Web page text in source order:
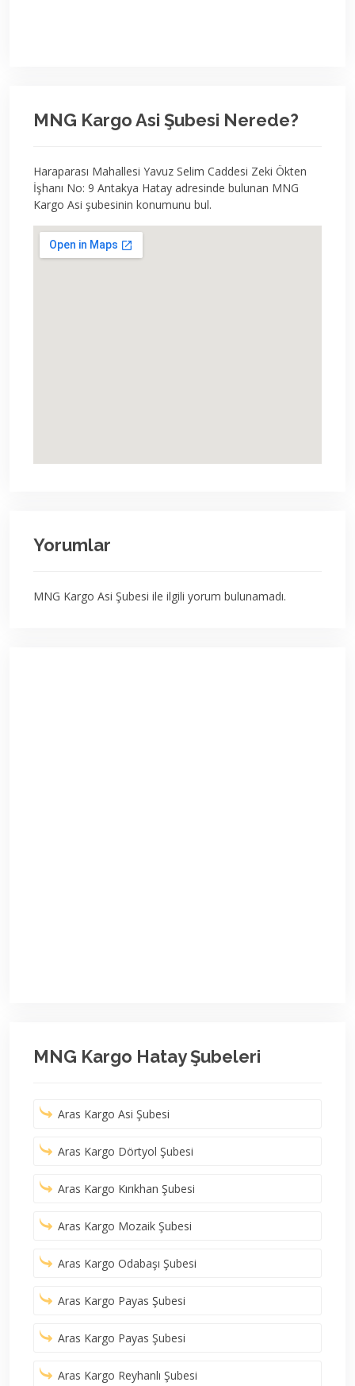
MNG Kargo Asi Şubesi Nerede?
Haraparası Mahallesi Yavuz Selim Caddesi Zeki Ökten
İşhanı No: 9 Antakya Hatay adresinde bulunan MNG
Kargo Asi şubesinin konumunu bul.
Yorumlar
MNG Kargo Asi Şubesi ile ilgili yorum bulunamadı.
MNG Kargo Hatay Şubeleri
Aras Kargo Asi Şubesi
Aras Kargo Dörtyol Şubesi
Aras Kargo Kırıkhan Şubesi
Aras Kargo Mozaik Şubesi
Aras Kargo Odabaşı Şubesi
Aras Kargo Payas Şubesi
Aras Kargo Payas Şubesi
Aras Kargo Reyhanlı Şubesi